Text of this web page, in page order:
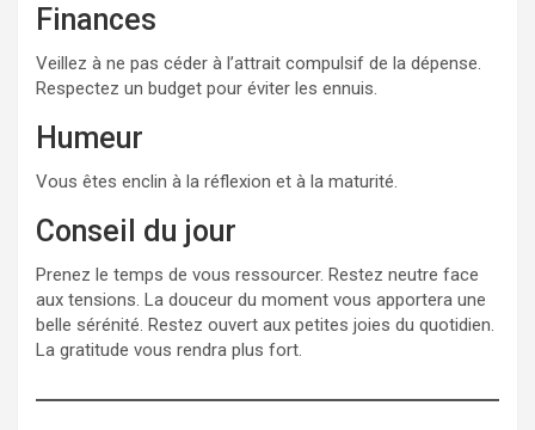
Finances
Veillez à ne pas céder à l’attrait compulsif de la dépense.
Respectez un budget pour éviter les ennuis.
Humeur
Vous êtes enclin à la réflexion et à la maturité.
Conseil du jour
Prenez le temps de vous ressourcer. Restez neutre face
aux tensions. La douceur du moment vous apportera une
belle sérénité. Restez ouvert aux petites joies du quotidien.
La gratitude vous rendra plus fort.